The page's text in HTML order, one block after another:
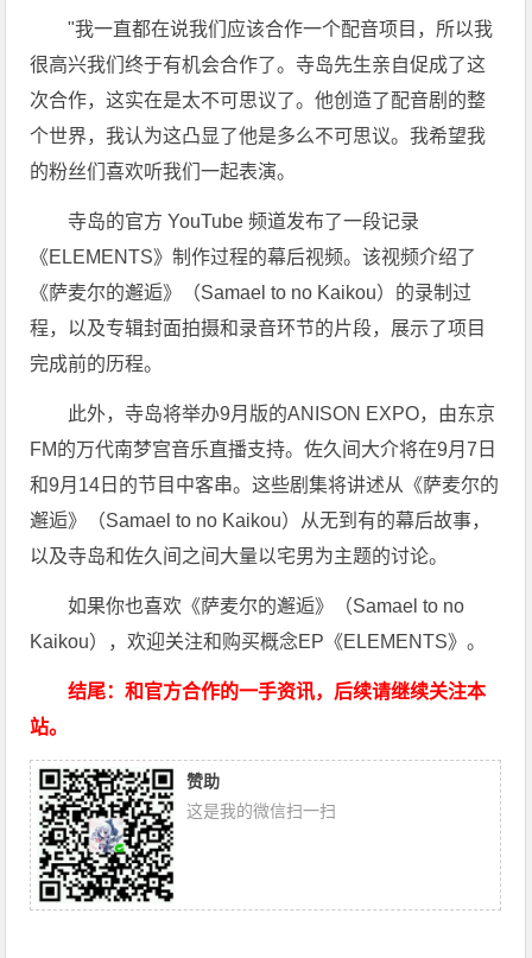
"我一直都在说我们应该合作一个配音项目，所以我
很高兴我们终于有机会合作了。寺岛先生亲自促成了这
次合作，这实在是太不可思议了。他创造了配音剧的整
个世界，我认为这凸显了他是多么不可思议。我希望我
的粉丝们喜欢听我们一起表演。
寺岛的官方 YouTube 频道发布了一段记录
《ELEMENTS》制作过程的幕后视频。该视频介绍了
《萨麦尔的邂逅》（Samael to no Kaikou）的录制过
程，以及专辑封面拍摄和录音环节的片段，展示了项目
完成前的历程。
此外，寺岛将举办9月版的ANISON EXPO，由东京
FM的万代南梦宫音乐直播支持。佐久间大介将在9月7日
和9月14日的节目中客串。这些剧集将讲述从《萨麦尔的
邂逅》（Samael to no Kaikou）从无到有的幕后故事，
以及寺岛和佐久间之间大量以宅男为主题的讨论。
如果你也喜欢《萨麦尔的邂逅》（Samael to no
Kaikou），欢迎关注和购买概念EP《ELEMENTS》。
结尾：和官方合作的一手资讯，后续请继续关注本
站。
赞助
这是我的微信扫一扫